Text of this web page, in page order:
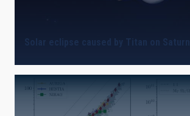
Solar eclipse caused by Titan on Saturn